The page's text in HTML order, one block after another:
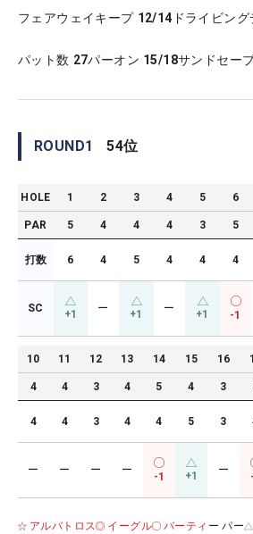
フェアウェイキープ 12/14 ドライビン
パット数 27パーオン 15/18サンドセー
ROUND1 54位
HOLE 1 2 3 4 5 6
PAR 5 4 4 4 3 5
打数 6 4 5 4 4 4
SC +1 ー +1 ー +1 -1
10 11 12 13 14 15 16
4 4 3 4 5 4 3
4 4 3 4 4 5 3
ー ー ー ー
-1 +1 ー
アルバトロス イーグル バーティ ー パー